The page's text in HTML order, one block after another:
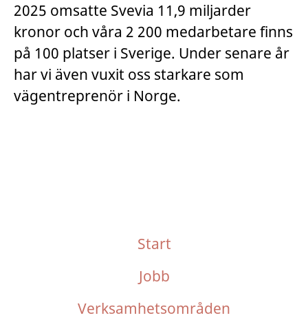
2025 omsatte Svevia 11,9 miljarder
kronor och våra 2 200 medarbetare finns
på 100 platser i Sverige. Under senare år
har vi även vuxit oss starkare som
vägentreprenör i Norge.
Start
Jobb
Verksamhetsområden